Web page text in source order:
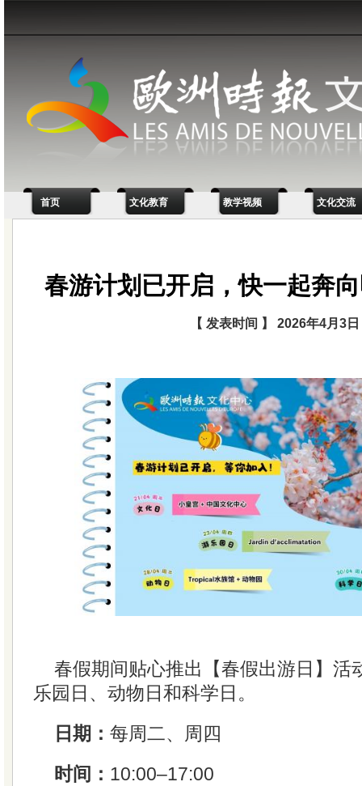
首页 文化教育 教学视频 文化交流
春游计划已开启，快一起奔
【 发表时间 】 2026年4月3日
春假期间贴心推出【春假出游日】活
乐园日、动物日和科学日。
日期： 每周二、周四
时间： 10:00–17:00